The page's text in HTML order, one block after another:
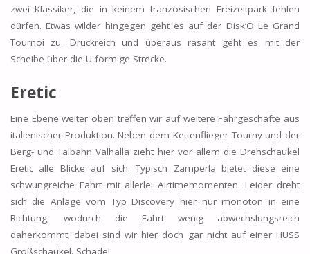
zwei Klassiker, die in keinem französischen Freizeitpark fehlen
dürfen. Etwas wilder hingegen geht es auf der Disk’O Le Grand
Tournoi zu. Druckreich und überaus rasant geht es mit der
Scheibe über die U-förmige Strecke.
Eretic
Eine Ebene weiter oben treffen wir auf weitere Fahrgeschäfte aus
italienischer Produktion. Neben dem Kettenflieger Tourny und der
Berg- und Talbahn Valhalla zieht hier vor allem die Drehschaukel
Eretic alle Blicke auf sich. Typisch Zamperla bietet diese eine
schwungreiche Fahrt mit allerlei Airtimemomenten. Leider dreht
sich die Anlage vom Typ Discovery hier nur monoton in eine
Richtung, wodurch die Fahrt wenig abwechslungsreich
daherkommt; dabei sind wir hier doch gar nicht auf einer HUSS
Großschaukel. Schade!